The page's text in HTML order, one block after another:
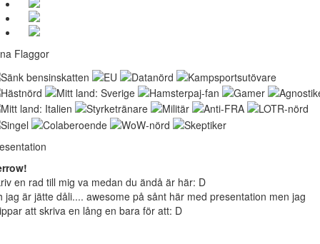
Flaggor
en rad till mig va medan du ändå är här: D
jag är jätte dåli.... awesome på sånt här med presentation men jag
att skriva en lång en bara för att: D